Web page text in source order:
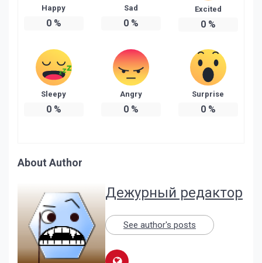
Happy
0%
Sad
0%
Excited
0%
Sleepy
0%
Angry
0%
Surprise
0%
About Author
Дежурный редактор
See author's posts